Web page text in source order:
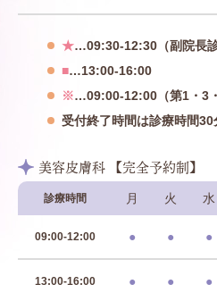
★…09:30-12:30（副院長診
■…13:00-16:00
※…09:00-12:00（第1・3
受付終了時間は診療時間30
美容皮膚科 【完全予約制】
診療時間 月 火 水
09:00-12:00 ● ● ●
13:00-16:00 ● ● ●